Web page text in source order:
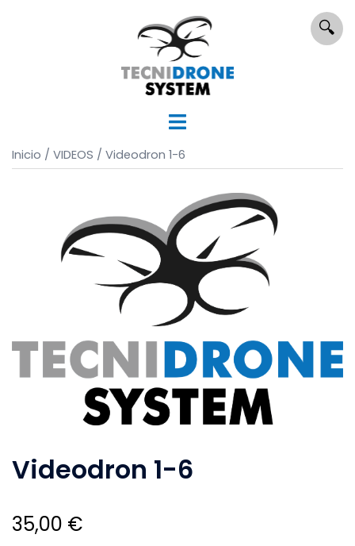
🔍
Inicio / VIDEOS / Videodron 1-6
Videodron 1-6
35,00 €